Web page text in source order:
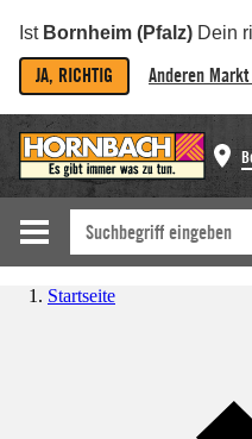
Ist Bornheim (Pfalz) Dein
JA, RICHTIG Anderen
Startseite